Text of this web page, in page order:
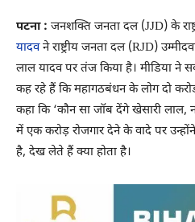
पटना : जनशक्ति जनता दल (JJD) के
यादवने राष्ट्रीय जनता दल (RJD)
लाल यादव पर तंज किया है। मीडिया ने
कह रहे हैं कि महागठबंधन के लोग दो
कहा कि ‘कौन सा जॉब देंगे खेसारी लाल,
में एक करोड़ रोजगार देने के वादे पर
है, देख लेते हैं क्या होता है।